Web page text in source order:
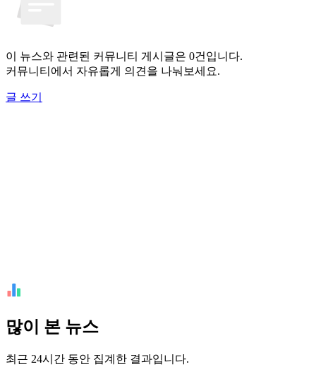
이 뉴스와 관련된 커뮤니티 게시글은 0건입니다.
커뮤니티에서 자유롭게 의견을 나눠보세요.
글 쓰기
많이 본 뉴스
최근 24시간 동안 집계한 결과입니다.